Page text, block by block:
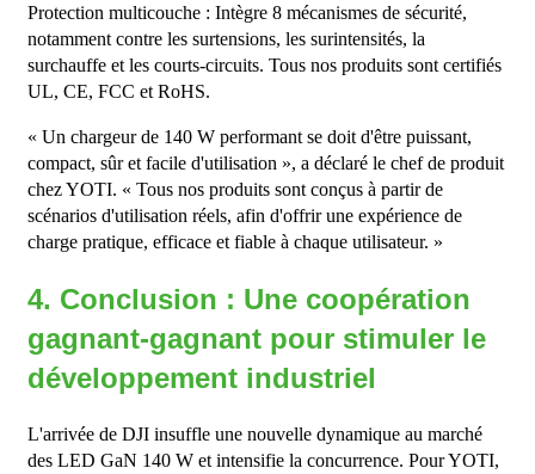
Protection multicouche : Intègre 8 mécanismes de sécurité,
notamment contre les surtensions, les surintensités, la
surchauffe et les courts-circuits. Tous nos produits sont certifiés
UL, CE, FCC et RoHS.
« Un chargeur de 140 W performant se doit d'être puissant,
compact, sûr et facile d'utilisation », a déclaré le chef de produit
chez YOTI. « Tous nos produits sont conçus à partir de
scénarios d'utilisation réels, afin d'offrir une expérience de
charge pratique, efficace et fiable à chaque utilisateur. »
4. Conclusion : Une coopération
gagnant-gagnant pour stimuler le
développement industriel
L'arrivée de DJI insuffle une nouvelle dynamique au marché
des LED GaN 140 W et intensifie la concurrence. Pour YOTI,